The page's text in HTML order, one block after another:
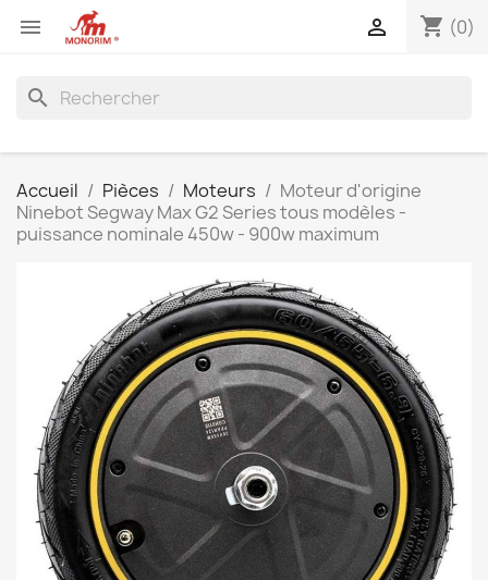
 shopping_cart (0)

search
Accueil Pièces Moteurs
Moteur d'origine
Ninebot Segway Max G2 Series tous modèles -
puissance nominale 450w - 900w maximum